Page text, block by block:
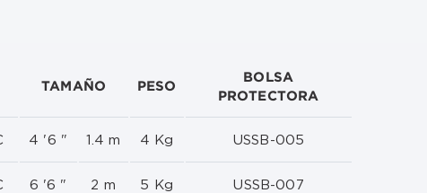
TAMAÑO PESO
BOLSA
PROTECTORA
4 '6 " 1.4 m 4 Kg USSB-005
6 '6 " 2 m 5 Kg USSB-007